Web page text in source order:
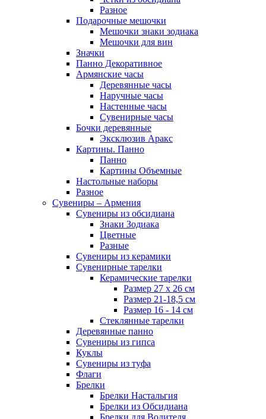
Разное
Подарочные мешочки
Мешочки знаки зодиака
Мешочки для вин
Значки
Панно Декоративное
Армянские часы
Деревянные часы
Наручные часы
Настенные часы
Сувенирные часы
Бочки деревянные
Эксклюзив Аракс
Картины. Панно
Панно
Картины Объемные
Настольные наборы
Разное
Сувениры – Армения
Сувениры из обсидиана
Знаки Зодиака
Цветные
Разные
Сувениры из керамики
Сувенирные тарелки
Керамические тарелки
Размер 27 х 26 см
Размер 21-18,5 см
Размер 16 - 14 см
Стеклянные тарелки
Деревянные панно
Сувениры из гипса
Куклы
Сувениры из туфа
Флаги
Брелки
Брелки Настальгия
Брелки из Обсидиана
Брелки для Водителя